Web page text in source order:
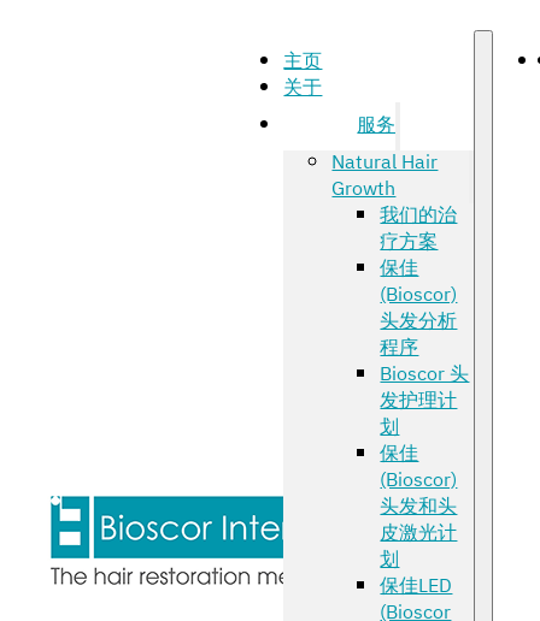
主页
关于
服务
Natural Hair
Growth
我们的治
疗方案
保佳
(Bioscor)
头发分析
程序
Bioscor 头
发护理计
划
保佳
(Bioscor)
头发和头
皮激光计
划
保佳LED
(Bioscor